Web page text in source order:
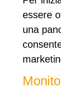
essere
una